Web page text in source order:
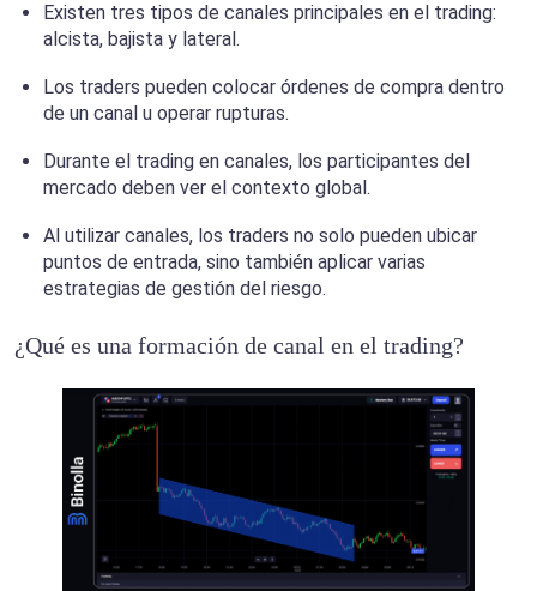
Existen tres tipos de canales principales en el trading:
alcista, bajista y lateral.
Los traders pueden colocar órdenes de compra dentro
de un canal u operar rupturas.
Durante el trading en canales, los participantes del
mercado deben ver el contexto global.
Al utilizar canales, los traders no solo pueden ubicar
puntos de entrada, sino también aplicar varias
estrategias de gestión del riesgo.
¿Qué es una formación de canal en el trading?